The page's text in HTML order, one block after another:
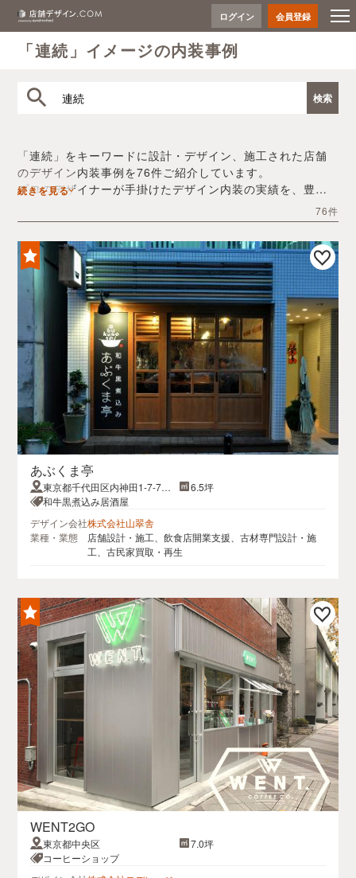
ログイン 会員登録
「連続」イメージの内装事例
「連続」をキーワードに設計・デザイン、施工された店舗
のデザイン内装事例を76件ご紹介しています。
プロのデザイナーが手掛けたデザイン内装の実績を、豊富
デザイン内装会社探しや費用感の把握など、「連続」の店
舗イメージを固めるヒントとしてぜひお役立てください。
続きを見る
76件
あぶくま亭
東京都千代田区内神田1-7-7ル
ネッサ大手町
6.5坪
和牛黒煮込み居酒屋
デザイン会社株式会社山翠舎
業種・業態
店舗設計・施工、飲食店開業支援、古材専門設計・施
工、古民家買取・再生
WENT2GO
東京都中央区
7.0坪
コーヒーショップ